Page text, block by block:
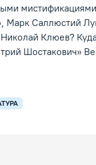
Саллюстий
Клюев?
Шостакович»